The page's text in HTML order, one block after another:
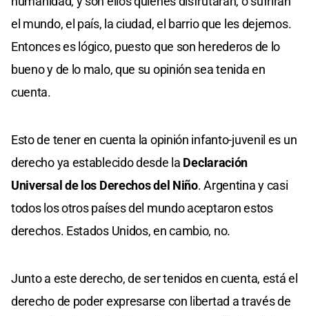
el mundo, el país, la ciudad, el barrio que les dejemos.
Entonces es lógico, puesto que son herederos de lo
bueno y de lo malo, que su opinión sea tenida en
cuenta.
Esto de tener en cuenta la opinión infanto-juvenil es un
derecho ya establecido desde la Declaración
Universal de los Derechos del Niño. Argentina y casi
todos los otros países del mundo aceptaron estos
derechos. Estados Unidos, en cambio, no.
Junto a este derecho, de ser tenidos en cuenta, está el
derecho de poder expresarse con libertad a través de